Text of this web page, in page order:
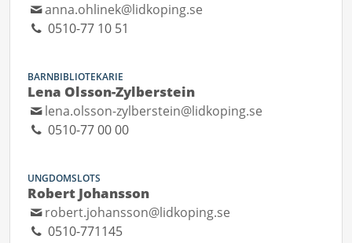
anna.ohlinek@lidkoping.se
0510-77 10 51
BARNBIBLIOTEKARIE
Lena Olsson-Zylberstein
lena.olsson-zylberstein@lidkoping.se
0510-77 00 00
UNGDOMSLOTS
Robert Johansson
robert.johansson@lidkoping.se
0510-771145